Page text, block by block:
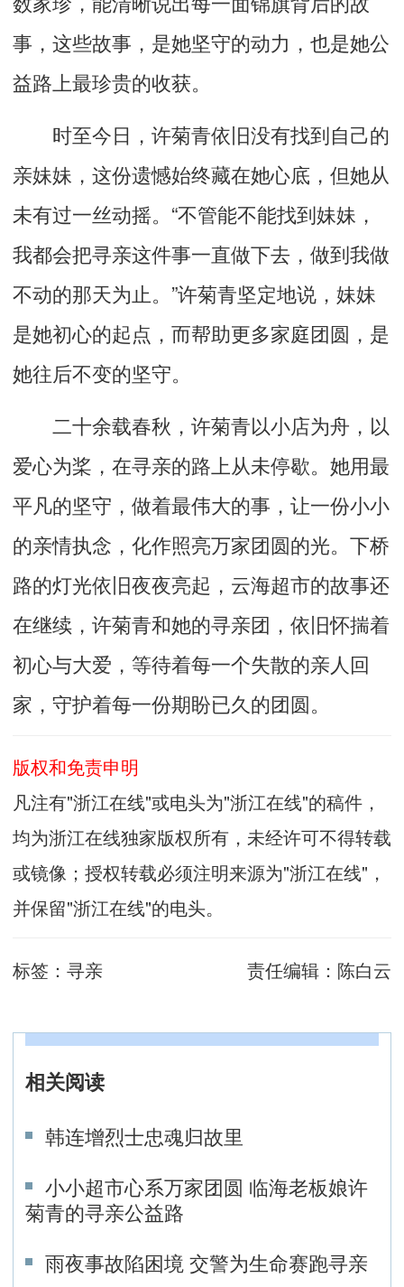
事，这些故事，是她坚守的动力，也是她公
益路上最珍贵的收获。
时至今日，许菊青依旧没有找到自己的
亲妹妹，这份遗憾始终藏在她心底，但她从
未有过一丝动摇。“不管能不能找到妹妹，
我都会把寻亲这件事一直做下去，做到我做
不动的那天为止。”许菊青坚定地说，妹妹
是她初心的起点，而帮助更多家庭团圆，是
她往后不变的坚守。
二十余载春秋，许菊青以小店为舟，以
爱心为桨，在寻亲的路上从未停歇。她用最
平凡的坚守，做着最伟大的事，让一份小小
的亲情执念，化作照亮万家团圆的光。下桥
路的灯光依旧夜夜亮起，云海超市的故事还
在继续，许菊青和她的寻亲团，依旧怀揣着
初心与大爱，等待着每一个失散的亲人回
家，守护着每一份期盼已久的团圆。
版权和免责申明
凡注有"浙江在线"或电头为"浙江在线"的稿件，
均为浙江在线独家版权所有，未经许可不得转载
或镜像；授权转载必须注明来源为"浙江在线"，
并保留"浙江在线"的电头。
标签： 寻亲 责任编辑： 陈白云
相关阅读
韩连增烈士忠魂归故里
小小超市心系万家团圆 临海老板娘许
菊青的寻亲公益路
雨夜事故陷困境 交警为生命赛跑寻亲